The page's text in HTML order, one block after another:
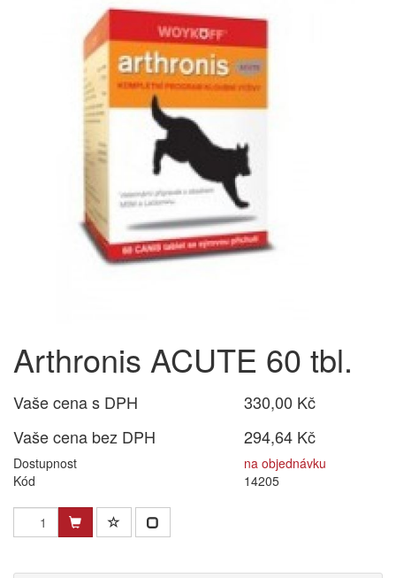
Arthronis ACUTE 60 tbl.
Vaše cena s DPH
330,00 Kč
Vaše cena bez DPH
294,64 Kč
Dostupnost
na objednávku
Kód
14205